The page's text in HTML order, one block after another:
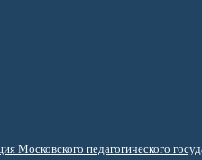
Московского педагогического